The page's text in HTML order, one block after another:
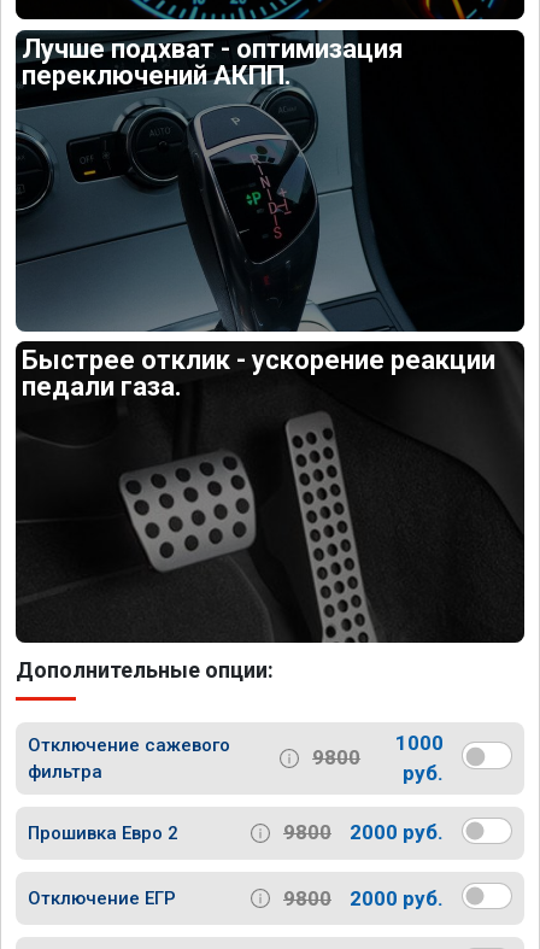
Лучше подхват - оптимизация
переключений АКПП.
Быстрее отклик - ускорение реакции
педали газа.
Дополнительные опции:
Отключение сажевого
фильтра
9800
1000
руб.
Прошивка Евро 2 9800 2000 руб.
Отключение ЕГР 9800 2000 руб.